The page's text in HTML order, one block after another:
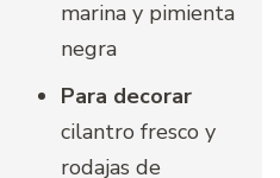
marina y pimienta
negra
Para decorar
cilantro fresco y
rodajas de